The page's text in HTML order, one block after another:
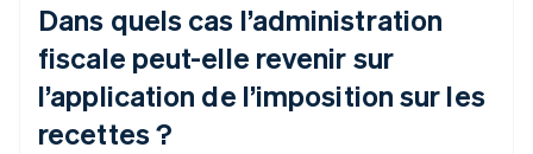
Dans quels cas l’administration
fiscale peut-elle revenir sur
l’application de l’imposition sur les
recettes ?